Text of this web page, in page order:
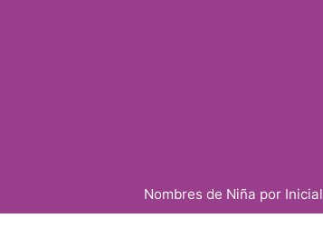
Nombres de Niña por Inicial